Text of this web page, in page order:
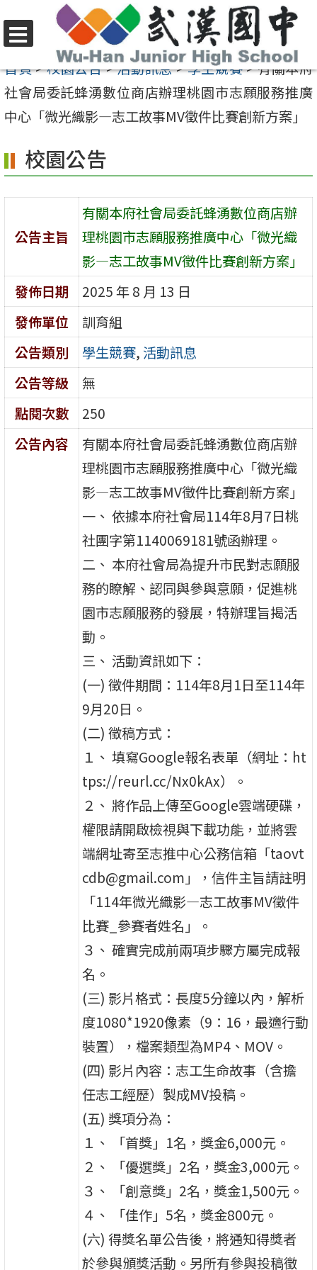
至
要
內
區
選
單
首頁>校園公告>活動訊息>學生競賽>有關本府
社會局委託蜂湧數位商店辦理桃園市志願服務推廣
中心「微光織影—志工故事MV徵件比賽創新方案」
校園公告
公告主旨
有關本府社會局委託蜂湧數位商店辦
理桃園市志願服務推廣中心「微光織
影—志工故事MV徵件比賽創新方案」
發佈日期
2025 年 8 月 13 日
發佈單位
訓育組
公告類別
學生競賽, 活動訊息
公告等級
無
點閱次數
250
公告內容
有關本府社會局委託蜂湧數位商店辦
理桃園市志願服務推廣中心「微光織
影—志工故事MV徵件比賽創新方案」
一、 依據本府社會局114年8月7日桃
社團字第1140069181號函辦理。
二、 本府社會局為提升市民對志願服
務的瞭解、認同與參與意願，促進桃
園市志願服務的發展，特辦理旨揭活
動。
三、 活動資訊如下：
(一) 徵件期間：114年8月1日至114年
9月20日。
(二) 徵稿方式：
１、 填寫Google報名表單（網址：ht
tps://reurl.cc/Nx0kAx）。
２、 將作品上傳至Google雲端硬碟，
權限請開啟檢視與下載功能，並將雲
端網址寄至志推中心公務信箱「taovt
cdb@gmail.com」，信件主旨請註明
「114年微光織影—志工故事MV徵件
比賽_參賽者姓名」。
３、 確實完成前兩項步驟方屬完成報
名。
(三) 影片格式：長度5分鐘以內，解析
度1080*1920像素（9：16，最適行動
裝置），檔案類型為MP4、MOV。
(四) 影片內容：志工生命故事（含擔
任志工經歷）製成MV投稿。
(五) 獎項分為：
１、 「首獎」1名，獎金6,000元。
２、 「優選獎」2名，獎金3,000元。
３、 「創意獎」2名，獎金1,500元。
４、 「佳作」5名，獎金800元。
(六) 得獎名單公告後，將通知得獎者
於參與頒獎活動。另所有參與投稿徵